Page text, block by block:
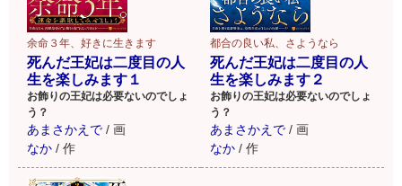
余命３年、好きに生きます
死んだ王妃は二度目の人
生を楽しみます１
お飾りの王妃は必要ないのでしょ
う？
あまさかえで / 画
なか / 作
都合の良い私、さようなら
死んだ王妃は二度目の人
生を楽しみます２
お飾りの王妃は必要ないのでしょ
う？
あまさかえで / 画
なか / 作